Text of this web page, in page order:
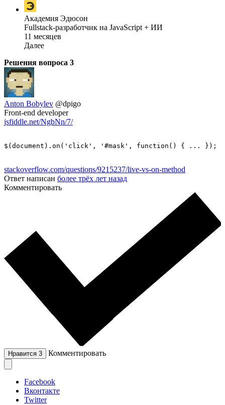
Академия Эдюсон
Fullstack-разработчик на JavaScript + ИИ
11 месяцев
Далее
Решения вопроса 3
Anton Bobylev @dpigo
Front-end developer
jsfiddle.net/NgbNn/7/
stackoverflow.com/questions/9215237/live-vs-on-method
Ответ написан более трёх лет назад
Комментировать
Нравится 3 Комментировать
Facebook
Вконтакте
Twitter